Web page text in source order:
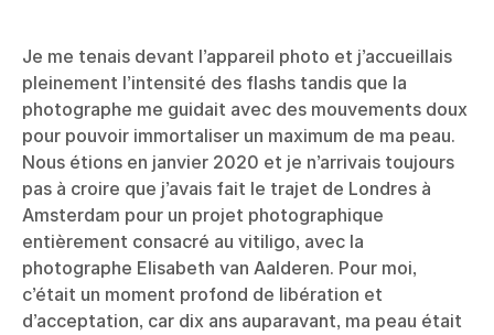
Je me tenais devant l’appareil photo et j’accueillais
pleinement l’intensité des flashs tandis que la
photographe me guidait avec des mouvements doux
pour pouvoir immortaliser un maximum de ma peau.
Nous étions en janvier 2020 et je n’arrivais toujours
pas à croire que j’avais fait le trajet de Londres à
Amsterdam pour un projet photographique
entièrement consacré au vitiligo, avec la
photographe Elisabeth van Aalderen. Pour moi,
c’était un moment profond de libération et
d’acceptation, car dix ans auparavant, ma peau était